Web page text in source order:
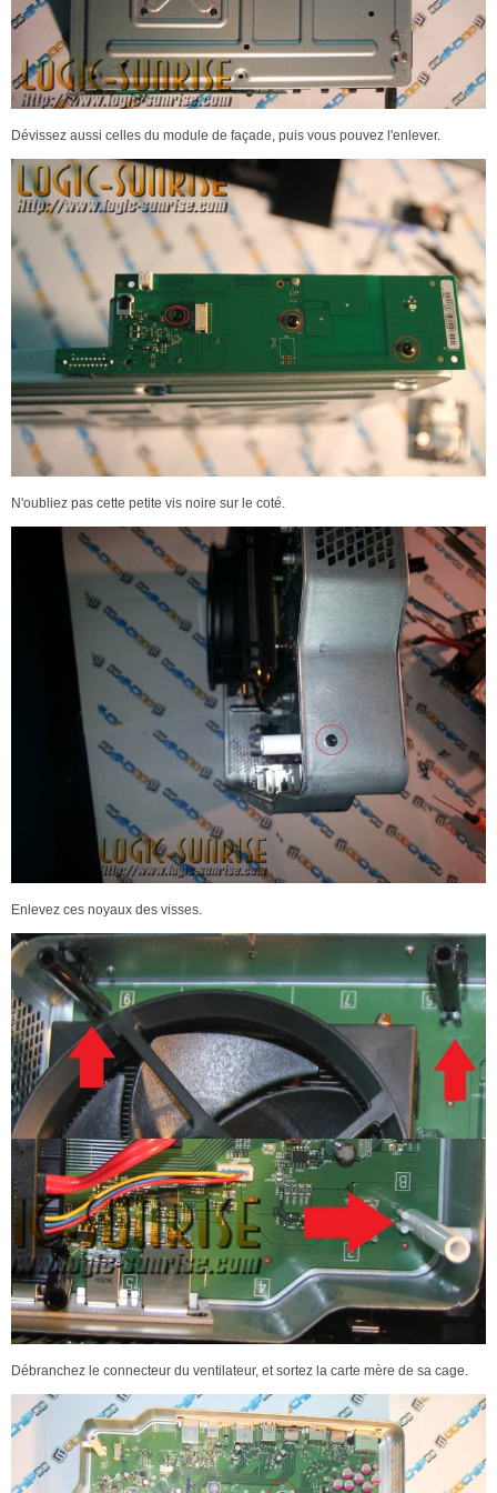
Dévissez aussi celles du module de façade, puis vous pouvez l'enlever.
N'oubliez pas cette petite vis noire sur le coté.
Enlevez ces noyaux des visses.
Débranchez le connecteur du ventilateur, et sortez la carte mère de sa cage.